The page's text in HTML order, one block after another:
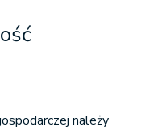
należy